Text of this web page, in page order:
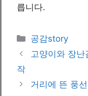
릅니다.
카
테
공감story
고양이와 장
작
거리에 뜬 풍